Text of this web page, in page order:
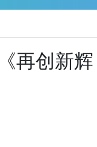
再创新辉